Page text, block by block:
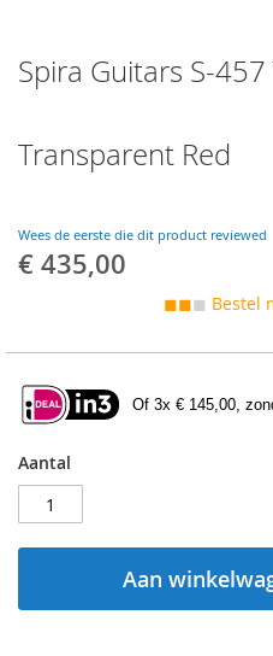
Spira Guitars S-
Transparent Red
Wees de eerste die dit product reviewed
€ 435,00
◼◼◼ Bestel
Of 3x € 145,00,
Aantal
Aan
to
the
the